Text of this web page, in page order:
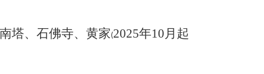
南塔、 石佛寺、 黄家(2025年10月起